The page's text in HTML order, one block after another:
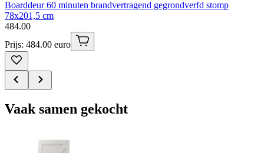
Boarddeur 60 minuten brandvertragend gegrondverfd stomp
78x201,5 cm
484.00
Prijs: 484.00 euro
Vaak samen gekocht